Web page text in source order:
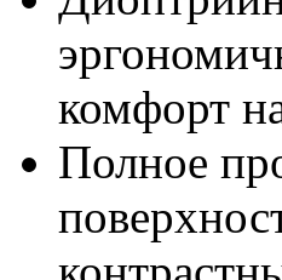
комфорт
Полное